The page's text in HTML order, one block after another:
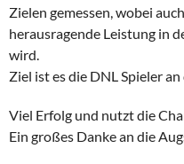
Zielen gemessen, wobei
herausragende Leistung in
wird.
Ziel ist es die DNL Spieler
Viel Erfolg und nutzt die
Ein großes Danke an die